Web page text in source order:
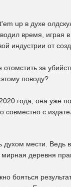
up в духе
время, играя
индустрии от
за
поводу?
года, она уже
совместно с
мести. Ведь
деревня
бояться